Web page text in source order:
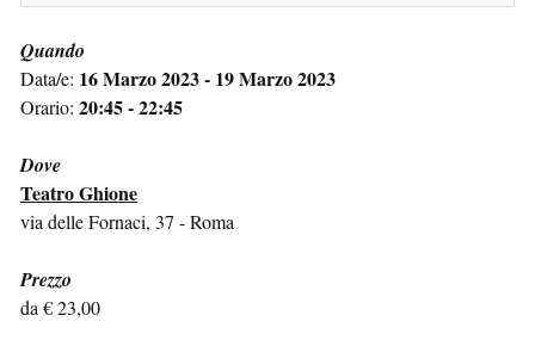
Quando
Data/e: 16 Marzo 2023 - 19 Marzo 2023
Orario: 20:45 - 22:45
Dove
Teatro Ghione
via delle Fornaci, 37 - Roma
Prezzo
da € 23,00